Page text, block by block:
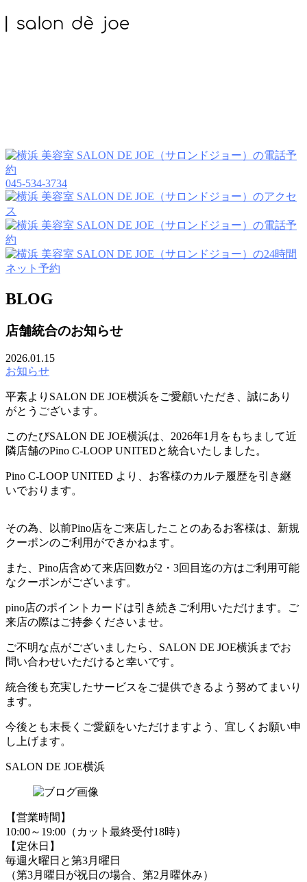
045-534-3734
BLOG
店舗統合のお知らせ
2026.01.15
お知らせ
平素よりSALON DE JOE横浜をご愛顧いただき、誠にあり
がとうございます。
このたびSALON DE JOE横浜は、2026年1月をもちまして近
隣店舗のPino C-LOOP UNITEDと統合いたしました。
Pino C-LOOP UNITED より、お客様のカルテ履歴を引き継
いでおります。
その為、以前Pino店をご来店したことのあるお客様は、新規
クーポンのご利用ができかねます。
また、Pino店含めて来店回数が2・3回目迄の方はご利用可能
なクーポンがございます。
pino店のポイントカードは引き続きご利用いただけます。ご
来店の際はご持参くださいませ。
ご不明な点がございましたら、SALON DE JOE横浜までお
問い合わせいただけると幸いです。
統合後も充実したサービスをご提供できるよう努めてまいり
ます。
今後とも末長くご愛顧をいただけますよう、宜しくお願い申
し上げます。
SALON DE JOE横浜
【営業時間】
10:00～19:00（カット最終受付18時）
【定休日】
毎週火曜日と第3月曜日
（第3月曜日が祝日の場合、第2月曜休み）